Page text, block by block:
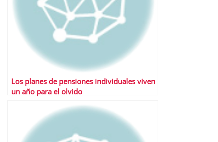
Los planes de pensiones individuales viven
un año para el olvido